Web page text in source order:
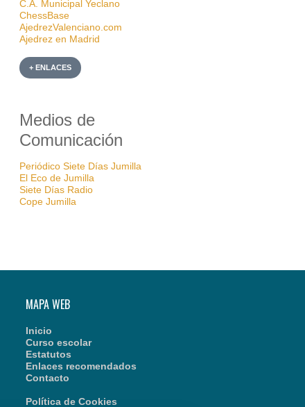
C.A. Municipal Yeclano
ChessBase
AjedrezValenciano.com
Ajedrez en Madrid
+ ENLACES
Medios de
Comunicación
Periódico Siete Días Jumilla
El Eco de Jumilla
Siete Días Radio
Cope Jumilla
MAPA WEB
Inicio
Curso escolar
Estatutos
Enlaces recomendados
Contacto
Política de Cookies